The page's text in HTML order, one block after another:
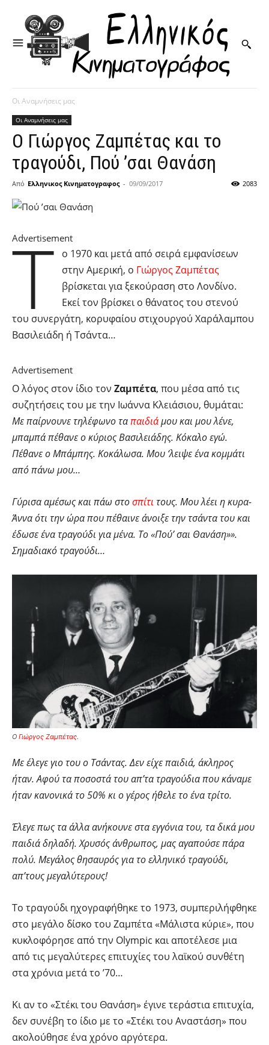
Οι Αναμνήσεις μας
Οι Αναμνήσεις μας
Ο Γιώργος Ζαμπέτας και το
τραγούδι, Πού ’σαι Θανάση
Από Ελληνικος Κινηματογραφος - 09/09/2017 2083
Advertisement
Τ
ο 1970 και μετά από σειρά εμφανίσεων
στην Αμερική, ο Γιώργος Ζαμπέτας
βρίσκεται για ξεκούραση στο Λονδίνο.
Εκεί τον βρίσκει ο θάνατος του στενού
του συνεργάτη, κορυφαίου στιχουργού Χαράλαμπου
Βασιλειάδη ή Τσάντα…
Advertisement
Ο λόγος στον ίδιο τον Ζαμπέτα, που μέσα από τις
συζητήσεις του με την Ιωάννα Κλειάσιου, θυμάται:
Με παίρνουνε τηλέφωνο ταπαιδιάμου και μου λένε,
μπαμπά πέθανε ο κύριος Βασιλειάδης. Κόκαλο εγώ.
Πέθανε ο Μπάμπης. Κοκάλωσα. Μου ‘λειψε ένα κομμάτι
από πάνω μου…
Γύρισα αμέσως και πάω στοσπίτι τους. Μου λέει η κυρα-
Άννα ότι την ώρα που πέθαινε άνοιξε την τσάντα του και
έδωσε ένα τραγούδι για μένα. Το «Πού’ σαι Θανάση»».
Σημαδιακό τραγούδι…
Ο Γιώργος Ζαμπέτας.
Με έλεγε γιο του ο Τσάντας. Δεν είχε παιδιά, άκληρος
ήταν. Αφού τα ποσοστά του απ’τα τραγούδια που κάναμε
ήταν κανονικά το 50% κι ο γέρος ήθελε το ένα τρίτο.
Έλεγε πως τα άλλα ανήκουνε στα εγγόνια του, τα δικά μου
παιδιά δηλαδή.Χρυσός άνθρωπος, μας αγαπούσε πάρα
πολύ. Μεγάλος θησαυρός για το ελληνικό τραγούδι,
απ’τους μεγαλύτερους!
To τραγούδι ηχογραφήθηκε το 1973, συμπεριλήφθηκε
στο μεγάλο δίσκο του Ζαμπέτα «Μάλιστα κύριε», που
κυκλοφόρησε από την Οlympic και αποτέλεσε μια
από τις μεγαλύτερες επιτυχίες του λαϊκού συνθέτη
στα χρόνια μετά το ’70…
Κι αν το «Στέκι του Θανάση» έγινε τεράστια επιτυχία,
δεν συνέβη το ίδιο με το «Στέκι του Αναστάση» που
ακολούθησε ένα χρόνο αργότερα.